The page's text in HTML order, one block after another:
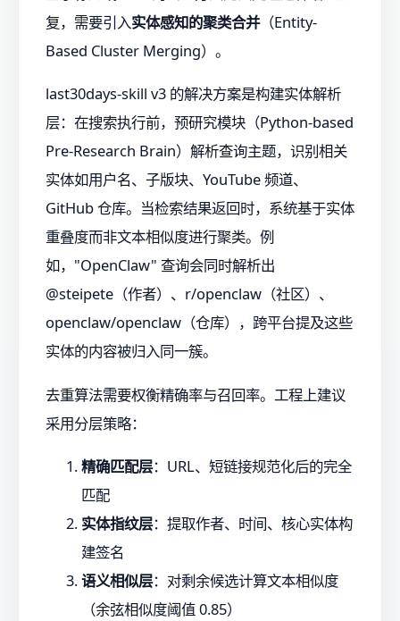
复，需要引入实体感知的聚类合并（Entity-
Based Cluster Merging）。
last30days-skill v3 的解决方案是构建实体解析
层：在搜索执行前，预研究模块（Python-based
Pre-Research Brain）解析查询主题，识别相关
实体如用户名、子版块、YouTube 频道、
GitHub 仓库。当检索结果返回时，系统基于实体
重叠度而非文本相似度进行聚类。例
如，"OpenClaw" 查询会同时解析出
@steipete（作者）、r/openclaw（社区）、
openclaw/openclaw（仓库），跨平台提及这些
实体的内容被归入同一簇。
去重算法需要权衡精确率与召回率。工程上建议
采用分层策略：
精确匹配层：URL、短链接规范化后的完全
匹配
实体指纹层：提取作者、时间、核心实体构
建签名
语义相似层：对剩余候选计算文本相似度
（余弦相似度阈值 0.85）